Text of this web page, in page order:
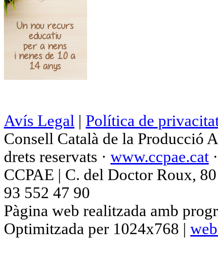
Avís Legal | Política de
Consell Català de la Producció
drets reservats · www.ccpae.cat
CCPAE | C. del Doctor Roux,
93 552 47 90
Pàgina web realitzada amb
Optimitzada per 1024x768 |